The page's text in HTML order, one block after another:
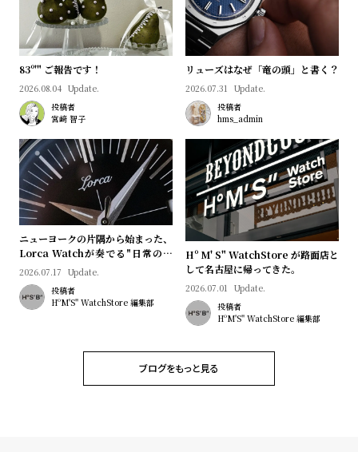
計
保
証
プ
ス
印
サ
ー
ビ
よ
く
あ
る
質
問
お
問
い
合
わ
せ
83º'" ご報告です！
2026.08.04 Update.
投稿者
宮﨑 智子
リューズはなぜ「竜の頭」と書く？
2026.07.31 Update.
投稿者
hms_admin
ニューヨークの片隅から始まった、
Lorca Watchが奏でる"日常のロ
マン"｜Brand Picks #08
2026.07.17 Update.
投稿者
HºM'S" WatchStore 編集部
Hº M' S" WatchStore が路面店と
して名古屋に帰ってきた。
2026.07.01 Update.
投稿者
HºM'S" WatchStore 編集部
ブログをもっと見る